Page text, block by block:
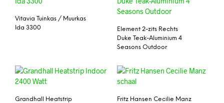
Vitavia Tuinkas / Muurkas
Ida 3300
Element 2-zits Rechts
Duke Teak-Aluminium 4
Seasons Outdoor
Grandhall Heatstrip
Fritz Hansen Cecilie Manz